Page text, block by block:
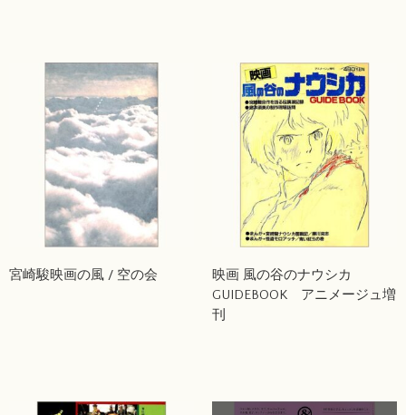
宮崎駿映画の風 / 空の会
映画 風の谷のナウシカ
GUIDEBOOK アニメージュ増
刊